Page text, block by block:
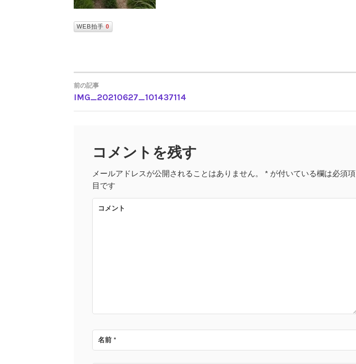
WEB拍手 0
投
前の記事
IMG_20210627_101437114
コメントを残す
メールアドレスが公開されることはありません。 * が付いている欄は必須項
目です
コメント
名前 *